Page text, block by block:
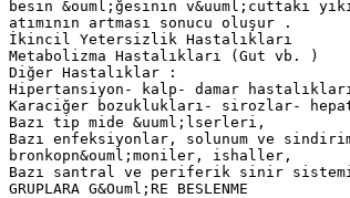
besin &ouml;ğesinin v&uuml;cuttaki
atımının artması sonucu oluşur .
İkincil Yetersizlik Hastalıkları
Metabolizma Hastalıkları (Gut vb. )
Diğer Hastalıklar :
Hipertansiyon- kalp- damar
Karaciğer bozuklukları- sirozlar-
Bazı tip mide &uuml;lserleri,
Bazı enfeksiyonlar, solunum ve
bronkopn&ouml;moniler, ishaller,
Bazı santral ve periferik sinir
GRUPLARA G&Ouml;RE BESLENME